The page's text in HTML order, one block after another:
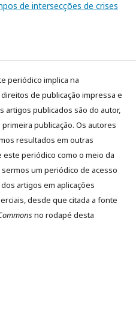
de intersecções de crises
periódico implica na
de publicação impressa e
artigos publicados são do autor,
publicação. Os autores
resultados em outras
periódico como o meio da
um periódico de acesso
artigos em aplicações
desde que citada a fonte
no rodapé desta